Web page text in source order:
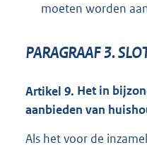
moeten worden
PARAGRAAF 3.
Artikel 9. Het in
aanbieden van
Als het voor de